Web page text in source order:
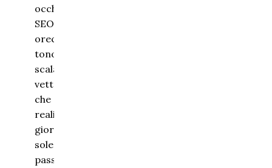
occhio alla
SEO, un
orecchio al
tono di voce
scalando
vette virtuali
che diventano
reali nelle
giornate di
sole. Ho una
passione per i